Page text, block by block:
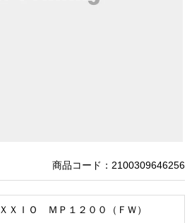
商品コード：2100309646256
ＸＸＩＯ ＭＰ１２００（ＦＷ）